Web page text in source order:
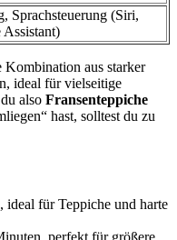
Sprachsteuerung (Siri,
Kombination aus starker
ideal für vielseitige
also Fransenteppiche
hast, solltest du zu
ideal für Teppiche und harte